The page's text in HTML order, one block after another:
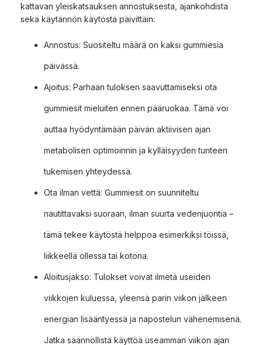
kattavan yleiskatsauksen annostuksesta, ajankohdista
sekä käytännön käytöstä päivittäin:
Annostus: Suositeltu määrä on kaksi gummiesia
päivässä.
Ajoitus: Parhaan tuloksen saavuttamiseksi ota
gummiesit mieluiten ennen pääruokaa. Tämä voi
auttaa hyödyntämään päivän aktiivisen ajan
metabolisen optimoinnin ja kylläisyyden tunteen
tukemisen yhteydessä.
Ota ilman vettä: Gummiesit on suunniteltu
nautittavaksi suoraan, ilman suurta vedenjuontia –
tämä tekee käytöstä helppoa esimerkiksi töissä,
liikkeellä ollessa tai kotona.
Aloitusjakso: Tulokset voivat ilmetä useiden
viikkojen kuluessa, yleensä parin viikon jälkeen
energian lisääntyessä ja napostelun vähenemisenä.
Jatka säännöllistä käyttöä useamman viikon ajan